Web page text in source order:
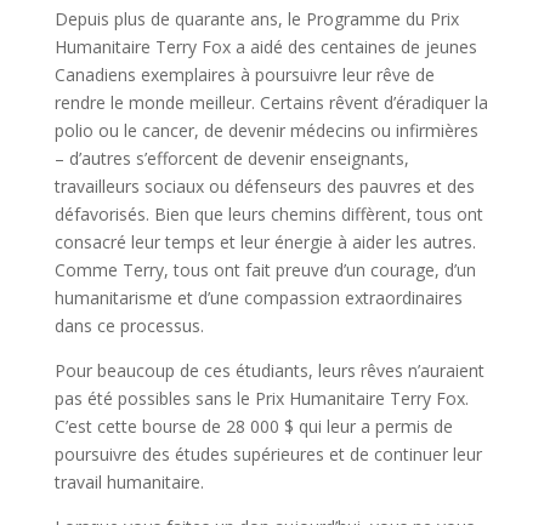
Depuis plus de quarante ans, le Programme du Prix
Humanitaire Terry Fox a aidé des centaines de jeunes
Canadiens exemplaires à poursuivre leur rêve de
rendre le monde meilleur. Certains rêvent d’éradiquer la
polio ou le cancer, de devenir médecins ou infirmières
– d’autres s’efforcent de devenir enseignants,
travailleurs sociaux ou défenseurs des pauvres et des
défavorisés. Bien que leurs chemins diffèrent, tous ont
consacré leur temps et leur énergie à aider les autres.
Comme Terry, tous ont fait preuve d’un courage, d’un
humanitarisme et d’une compassion extraordinaires
dans ce processus.
Pour beaucoup de ces étudiants, leurs rêves n’auraient
pas été possibles sans le Prix Humanitaire Terry Fox.
C’est cette bourse de 28 000 $ qui leur a permis de
poursuivre des études supérieures et de continuer leur
travail humanitaire.